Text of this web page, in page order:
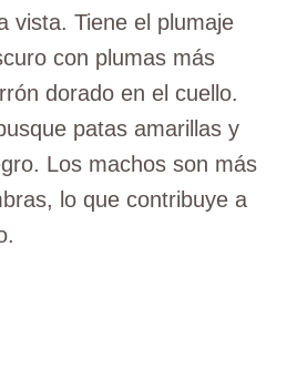
vista. Tiene el plumaje
con plumas más
dorado en el cuello.
patas amarillas y
Los machos son más
lo que contribuye a